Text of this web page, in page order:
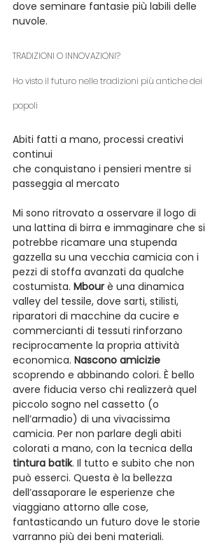
dove seminare fantasie più labili delle
nuvole.
TRADIZIONI O INNOVAZIONI?
Ho visto il futuro nelle tradizioni più antiche dei
popoli
Abiti fatti a mano, processi creativi
continui
che conquistano i pensieri mentre si
passeggia al mercato
Mi sono ritrovato a osservare il logo di
una lattina di birra e immaginare che si
potrebbe ricamare una stupenda
gazzella su una vecchia camicia con i
pezzi di stoffa avanzati da qualche
costumista. Mbour è una dinamica
valley del tessile, dove sarti, stilisti,
riparatori di macchine da cucire e
commercianti di tessuti rinforzano
reciprocamente la propria attività
economica. Nascono amicizie
scoprendo e abbinando colori. È bello
avere fiducia verso chi realizzerà quel
piccolo sogno nel cassetto (o
nell’armadio) di una vivacissima
camicia. Per non parlare degli abiti
colorati a mano, con la tecnica della
tintura batik. Il tutto e subito che non
può esserci. Questa è la bellezza
dell’assaporare le esperienze che
viaggiano attorno alle cose,
fantasticando un futuro dove le storie
varranno più dei beni materiali.